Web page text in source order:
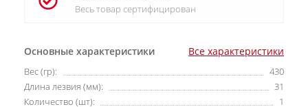
Основные характеристики Все характеристики
Вес (гр):
430
Длина лезвия (мм):
31
Количество (шт):
1
Весь товар сертифицирован